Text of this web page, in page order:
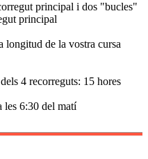
principal i dos "bucles"
principal
longitud de la vostra cursa
4 recorreguts: 15 hores
les 6:30 del matí